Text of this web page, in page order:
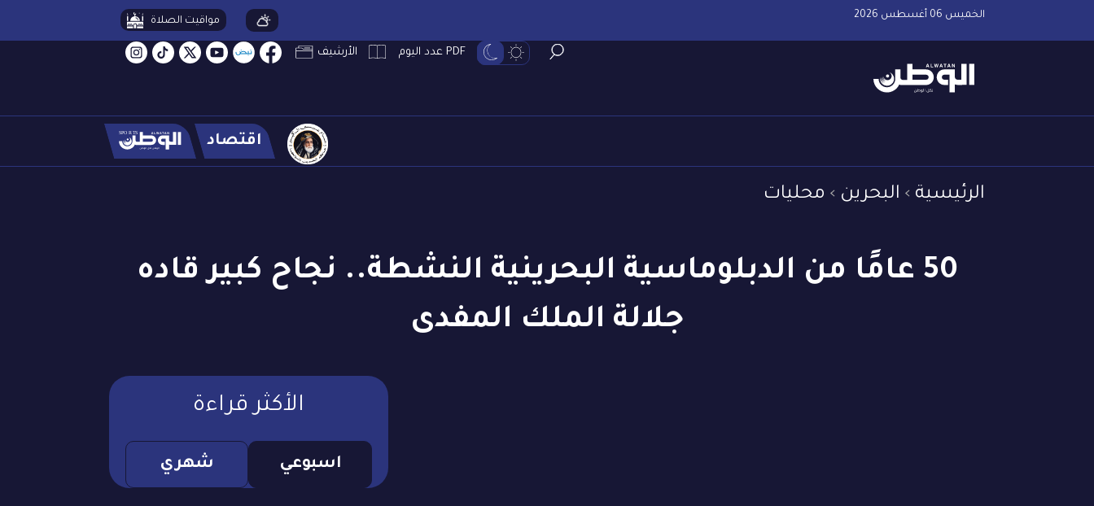
الخميس 06 أغسطس 2026 مواقيت الصلاة
PDF عدد اليوم الأرشيف
اقتصاد
الرئيسية البحرين محليات
50 عامًا من الدبلوماسية البحرينية النشطة.. نجاح كبير قاده
جلالة الملك المفدى
الأكثر قراءة
اسبوعي شهري